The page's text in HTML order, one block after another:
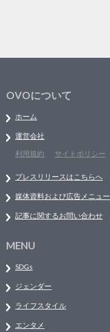
OVOについて
ホーム
運営会社
利用規約
サイトポリシー
プレスリリースはこちらへ
媒体資料および広告メニュー
記事に関するお問い合わせ
MENU
SDGs
ジェンダー
ライフスタイル
エンタメ